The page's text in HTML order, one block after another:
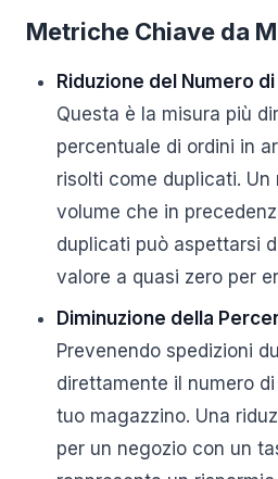
Metriche Chiave da
Riduzione del Numero
Questa è la misura più
percentuale di ordini in
risolti come duplicati. Un
volume che in
duplicati può aspettarsi
valore a quasi zero per
Diminuzione della
Prevenendo spedizioni
direttamente il numero
tuo magazzino. Una
per un negozio con un